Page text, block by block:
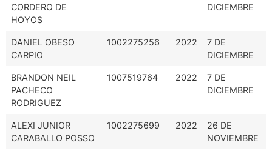
CORDERO DE
HOYOS
DICIEMBRE
DANIEL OBESO
CARPIO
1002275256 2022
7 DE
DICIEMBRE
BRANDON NEIL
PACHECO
RODRIGUEZ
1007519764 2022
7 DE
DICIEMBRE
ALEXI JUNIOR
CARABALLO POSSO
1002275699 2022
26 DE
NOVIEMBRE